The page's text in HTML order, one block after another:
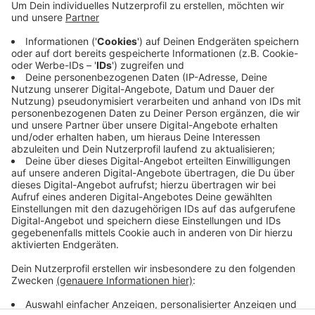
auf der Isenbergstraße in Hattingen in Richtung
Niederwenigern unterwegs. Dabei ist sie mit ihrem
Fahrrad gestürzt und hat sich schwer verletzt. Die
Polizei hatte bei der Unfallaufnahme den Verdacht,
dass die Frau getrunken haben könnte. Ein Alkoholtest
ergab über 2 Promille. Sie kam in ein Krankenhaus, dort
musste sie auch eine Blutprobe abgeben.
Anzeige
Anzeige